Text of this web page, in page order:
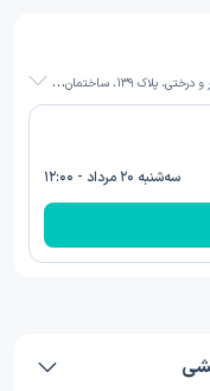
ت
هران تهران، تهران، شهرک غرب، بلوار دادمان، بین خیابان یادگار و درختی، پلاک 139، ساختمان پزشکان دادمان، طبقه بالای داروخانه دکتر مهدیه احمدی
سه‌شنبه ۲۰ مرداد - ۱۲:۰۰